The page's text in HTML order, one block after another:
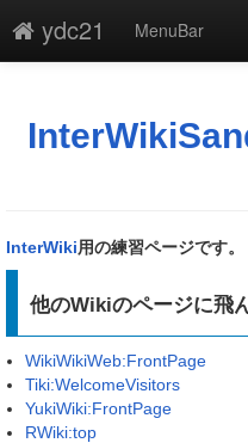
ydc21
MenuBar
添付
一覧
単語検索
InterWiki用の練習ページです。
他のWikiのページに飛
WikiWikiWeb:FrontPage
Tiki:WelcomeVisitors
YukiWiki:FrontPage
RWiki:top